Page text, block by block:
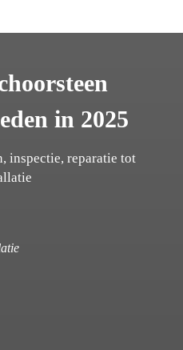
in 2025
inspectie, reparatie tot